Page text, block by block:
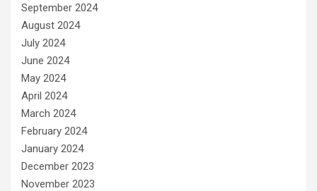
September 2024
August 2024
July 2024
June 2024
May 2024
April 2024
March 2024
February 2024
January 2024
December 2023
November 2023